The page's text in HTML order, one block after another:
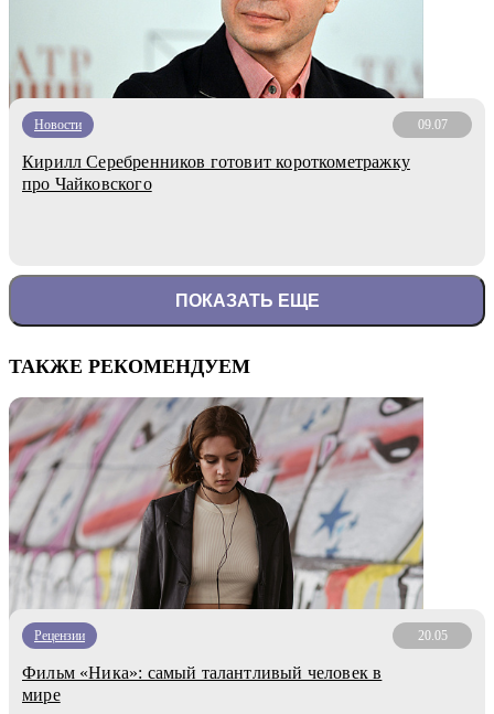
Новости 09.07
Кирилл Серебренников готовит короткометражку
про Чайковского
ПОКАЗАТЬ ЕЩЕ
ТАКЖЕ РЕКОМЕНДУЕМ
Рецензии 20.05
Фильм «Ника»: самый талантливый человек в
мире